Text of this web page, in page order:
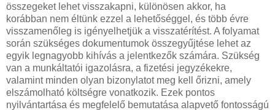
összegeket lehet visszakapni, különösen akkor, ha
korábban nem éltünk ezzel a lehetőséggel, és több évre
visszamenőleg is igényelhetjük a visszatérítést. A folyamat
során szükséges dokumentumok összegyűjtése lehet az
egyik legnagyobb kihívás a jelentkezők számára. Szükség
van a munkáltatói igazolásra, a fizetési jegyzékekre,
valamint minden olyan bizonylatot meg kell őrizni, amely
elszámolható költségre vonatkozik. Ezek pontos
nyilvántartása és megfelelő bemutatása alapvető fontosságú